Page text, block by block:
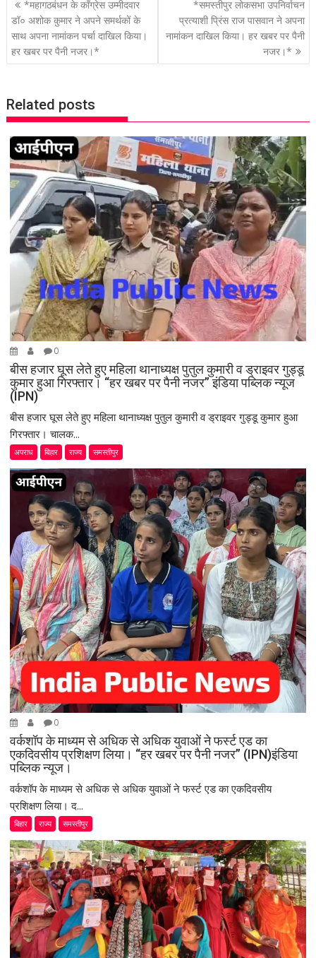
P
o
s
t
a
v
i
g
a
t
i
o
n
*महागठबंधन के कॉंग्रेस उम्मीदवार
डॉ० अशोक कुमार ने अपने समर्थकों के
साथ अपना नामांकन पर्चा दाखिल किया।
हर खबर पर पैनी नजर।*
*समस्तीपुर लोकसभा उपनिर्वाचन
प्रत्याशी प्रिंस राज पासवान ने अपना
नामांकन दाखिल किया। हर खबर पर पैनी
नजर।*
Related posts
0
बीस हजार घूस लेते हुए महिला थानाध्यक्ष पुतुल कुमारी व ड्राइवर गुड्डू
कुमार हुआ गिरफ्तार। “हर खबर पर पैनी नजर” इंडिया पब्लिक न्यूज
(IPN)
बीस हजार घूस लेते हुए महिला थानाध्यक्ष पुतुल कुमारी व ड्राइवर गुड्डू कुमार हुआ
गिरफ्तार। चालक...
अपराध बिहार राज्य समस्तीपुर
0
वर्कशॉप के माध्यम से अधिक से अधिक युवाओं ने फर्स्ट एड का
एकदिवसीय प्रशिक्षण लिया। “हर खबर पर पैनी नजर” (IPN)इंडिया
पब्लिक न्यूज।
वर्कशॉप के माध्यम से अधिक से अधिक युवाओं ने फर्स्ट एड का एकदिवसीय
प्रशिक्षण लिया। द...
बिहार राज्य समस्तीपुर